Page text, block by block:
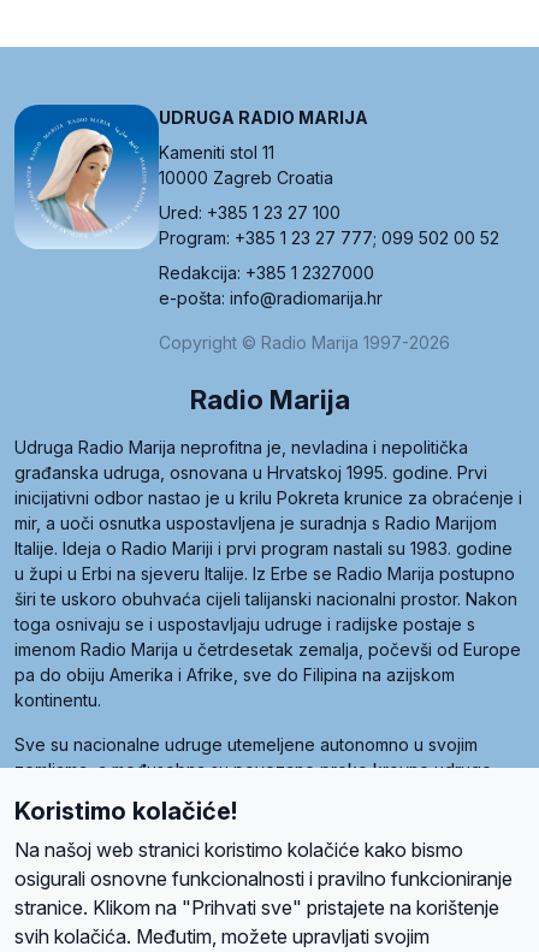
UDRUGA RADIO MARIJA
Kameniti stol 11
10000 Zagreb Croatia
Ured: +385 1 23 27 100
Program: +385 1 23 27 777; 099 502 00 52
Redakcija: +385 1 2327000
e-pošta: info@radiomarija.hr
Copyright © Radio Marija 1997-2026
Radio Marija
Udruga Radio Marija neprofitna je, nevladina i nepolitička
građanska udruga, osnovana u Hrvatskoj 1995. godine. Prvi
inicijativni odbor nastao je u krilu Pokreta krunice za obraćenje i
mir, a uoči osnutka uspostavljena je suradnja s Radio Marijom
Italije. Ideja o Radio Mariji i prvi program nastali su 1983. godine
u župi u Erbi na sjeveru Italije. Iz Erbe se Radio Marija postupno
širi te uskoro obuhvaća cijeli talijanski nacionalni prostor. Nakon
toga osnivaju se i uspostavljaju udruge i radijske postaje s
imenom Radio Marija u četrdesetak zemalja, počevši od Europe
pa do obiju Amerika i Afrike, sve do Filipina na azijskom
kontinentu.
Sve su nacionalne udruge utemeljene autonomno u svojim
zemljama, a međusobna su povezane preko krovne udruge
Radio Maria). Svjetsku obitelj utemeljilo je sedam članica, među
kojima je i hrvatska Udruga Radio Marija.
Koristimo kolačiće!
Na našoj web stranici koristimo kolačiće kako bismo
osigurali osnovne funkcionalnosti i pravilno funkcioniranje
stranice. Klikom na "Prihvati sve" pristajete na korištenje
svih kolačića. Međutim, možete upravljati svojim